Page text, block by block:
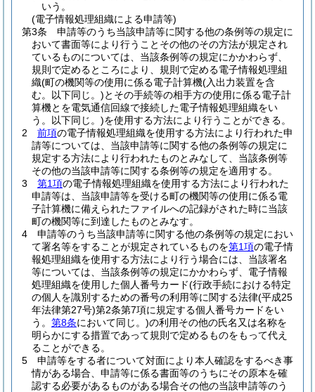
いう。
(電子情報処理組織による申請等)
第3条
申請等のうち当該申請等に関する他の条例等の規定に
おいて書面等により行うことその他のその方法が規定され
ているものについては、当該条例等の規定にかかわらず、
規則で定めるところにより、規則で定める電子情報処理組
織(町の機関等の使用に係る電子計算機(入出力装置を含
む。以下同じ。)とその手続等の相手方の使用に係る電子計
算機とを電気通信回線で接続した電子情報処理組織をい
う。以下同じ。)を使用する方法により行うことができる。
2
前項の電子情報処理組織を使用する方法により行われた申
請等については、当該申請等に関する他の条例等の規定に
規定する方法により行われたものとみなして、当該条例等
その他の当該申請等に関する条例等の規定を適用する。
3
第1項の電子情報処理組織を使用する方法により行われた
申請等は、当該申請等を受ける町の機関等の使用に係る電
子計算機に備えられたファイルへの記録がされた時に当該
町の機関等に到達したものとみなす。
4
申請等のうち当該申請等に関する他の条例等の規定におい
て署名等をすることが規定されているものを第1項の電子情
報処理組織を使用する方法により行う場合には、当該署名
等については、当該条例等の規定にかかわらず、電子情報
処理組織を使用した個人番号カード(行政手続における特定
の個人を識別するための番号の利用等に関する法律(平成25
年法律第27号)第2条第7項に規定する個人番号カードをい
う。 第8条において同じ。)の利用その他の氏名又は名称を
明らかにする措置であって規則で定めるものをもって代え
ることができる。
5
申請等をする者について対面により本人確認をするべき事
情がある場合、申請等に係る書面等のうちにその原本を確
認する必要があるものがある場合その他の当該申請等のう